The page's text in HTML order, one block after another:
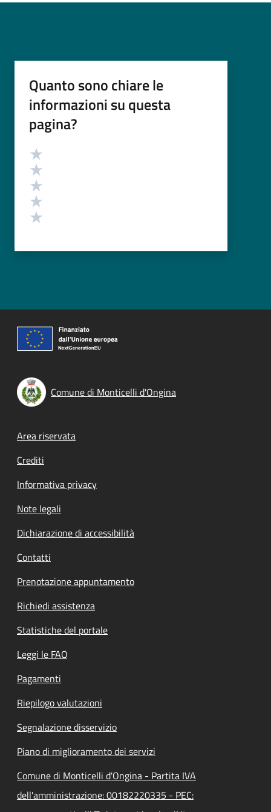
Quanto sono chiare le
informazioni su questa
pagina?
Valutazione
Comune di Monticelli d'Ongina
Footer menu
Area riservata
Crediti
Informativa privacy
Note legali
Dichiarazione di accessibilità
Contatti
Prenotazione appuntamento
Richiedi assistenza
Statistiche del portale
Leggi le FAQ
Pagamenti
Riepilogo valutazioni
Segnalazione disservizio
Piano di miglioramento dei servizi
Comune di Monticelli d'Ongina - Partita IVA
dell'amministrazione: 00182220335 - PEC: